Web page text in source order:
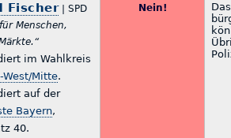
Fischer| SPD
Menschen,
im Wahlkreis
West/Mitte.
auf der
Bayern,
40.
Nein!